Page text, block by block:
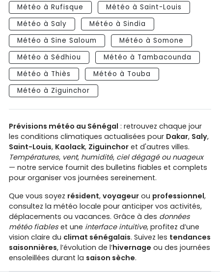
Météo à Rufisque
Météo à Saint-Louis
Météo à Saly
Météo à Sindia
Météo à Sine Saloum
Météo à Somone
Météo à Sédhiou
Météo à Tambacounda
Météo à Thiès
Météo à Touba
Météo à Ziguinchor
Prévisions météo au Sénégal : retrouvez chaque jour
les conditions climatiques actualisées pour Dakar, Saly,
Saint-Louis, Kaolack, Ziguinchor et d'autres villes.
Températures, vent, humidité, ciel dégagé ou nuageux
— notre service fournit des bulletins fiables et complets
pour organiser vos journées sereinement.
Que vous soyez résident,voyageur ou professionnel,
consultez la météo locale pour anticiper vos activités,
déplacements ou vacances. Grâce à des données
météo fiables et une interface intuitive, profitez d’une
vision claire du climat sénégalais. Suivez les tendances
saisonnières, l’évolution de l’hivernage ou des journées
ensoleillées durant la saison sèche.